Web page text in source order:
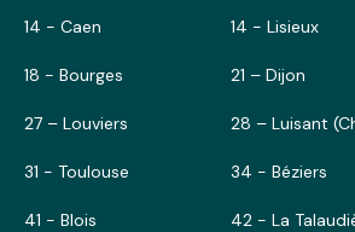
14 - Caen 14 - Lisieux
18 - Bourges 21 – Dijon
27 – Louviers 28 – Luisant
31 - Toulouse 34 - Béziers
41 - Blois 42 - La